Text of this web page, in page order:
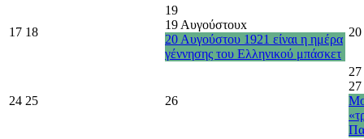
17 18
19
19 Αυγούστουx
20 Αυγούστου 1921 είναι η ημέρα
γέννησης του Ελληνικού μπάσκετ
20
24 25 26
27